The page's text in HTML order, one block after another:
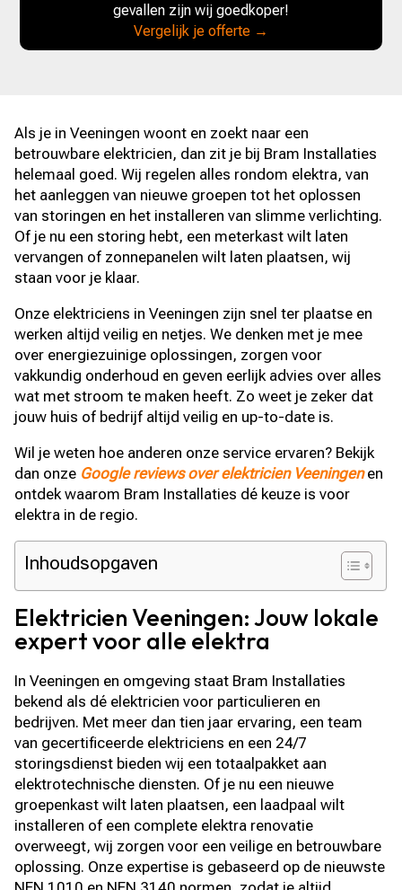
gevallen zijn wij goedkoper!
Vergelijk je offerte →
Als je in Veeningen woont en zoekt naar een
betrouwbare elektricien, dan zit je bij Bram Installaties
helemaal goed. Wij regelen alles rondom elektra, van
het aanleggen van nieuwe groepen tot het oplossen
van storingen en het installeren van slimme verlichting.
Of je nu een storing hebt, een meterkast wilt laten
vervangen of zonnepanelen wilt laten plaatsen, wij
staan voor je klaar.
Onze elektriciens in Veeningen zijn snel ter plaatse en
werken altijd veilig en netjes. We denken met je mee
over energiezuinige oplossingen, zorgen voor
vakkundig onderhoud en geven eerlijk advies over alles
wat met stroom te maken heeft. Zo weet je zeker dat
jouw huis of bedrijf altijd veilig en up-to-date is.
Wil je weten hoe anderen onze service ervaren? Bekijk
dan onze Google reviews over elektricien Veeningenen
ontdek waarom Bram Installaties dé keuze is voor
elektra in de regio.
Inhoudsopgaven
Elektricien Veeningen: Jouw lokale
expert voor alle elektra
In Veeningen en omgeving staat Bram Installaties
bekend als dé elektricien voor particulieren en
bedrijven. Met meer dan tien jaar ervaring, een team
van gecertificeerde elektriciens en een 24/7
storingsdienst bieden wij een totaalpakket aan
elektrotechnische diensten. Of je nu een nieuwe
groepenkast wilt laten plaatsen, een laadpaal wilt
installeren of een complete elektra renovatie
overweegt, wij zorgen voor een veilige en betrouwbare
oplossing. Onze expertise is gebaseerd op de nieuwste